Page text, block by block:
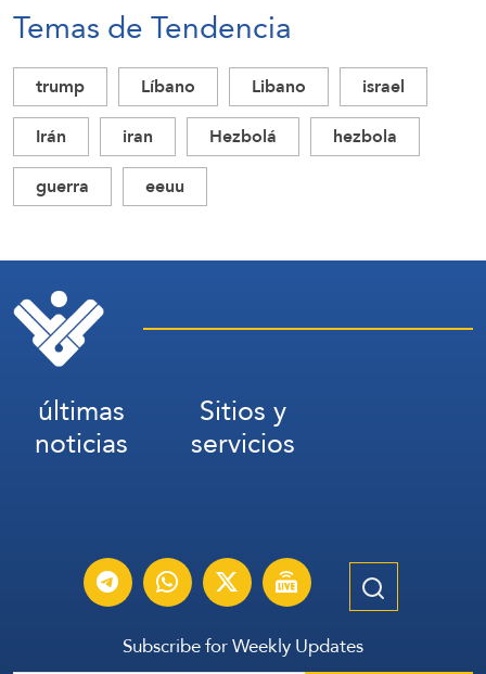
Temas de Tendencia
trump Líbano Libano
israel
Irán
iran Hezbolá
hezbola
guerra
eeuu
últimas
noticias
Sitios y
servicios
Subscribe for Weekly Updates